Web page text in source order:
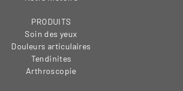
PRODUITS
Soin des yeux
Douleurs articulaires
Tendinites
Arthroscopie